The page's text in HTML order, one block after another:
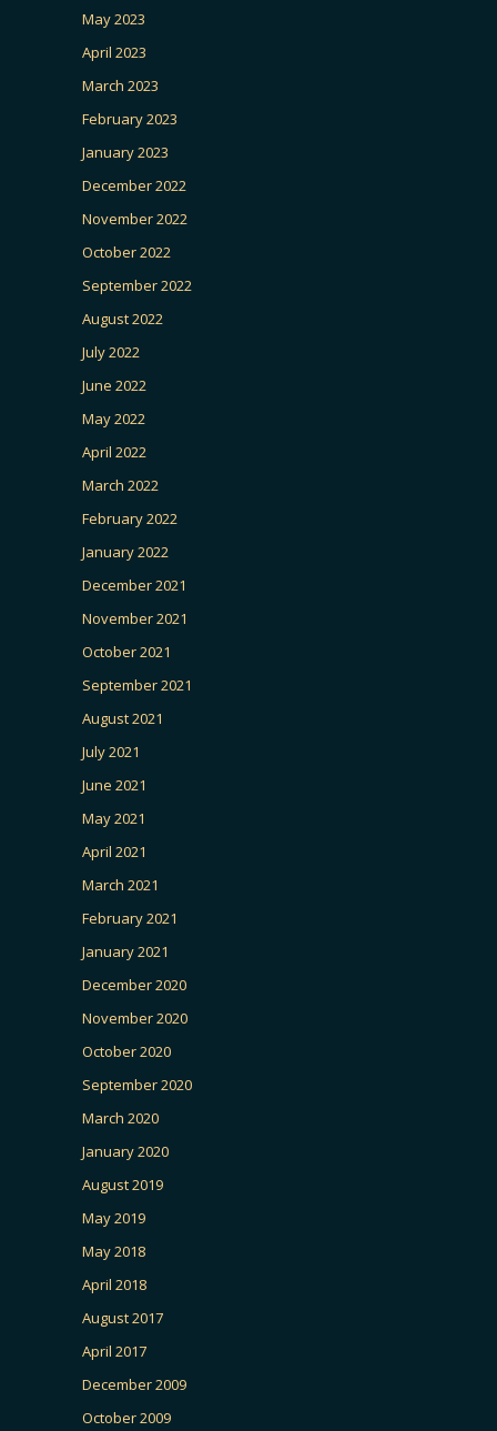
May 2023
April 2023
March 2023
February 2023
January 2023
December 2022
November 2022
October 2022
September 2022
August 2022
July 2022
June 2022
May 2022
April 2022
March 2022
February 2022
January 2022
December 2021
November 2021
October 2021
September 2021
August 2021
July 2021
June 2021
May 2021
April 2021
March 2021
February 2021
January 2021
December 2020
November 2020
October 2020
September 2020
March 2020
January 2020
August 2019
May 2019
May 2018
April 2018
August 2017
April 2017
December 2009
October 2009